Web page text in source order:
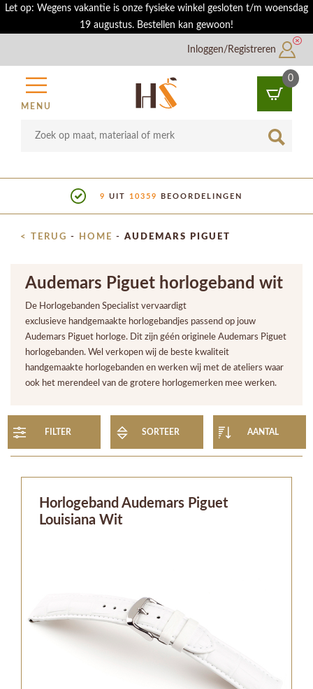
Let op: Wegens vakantie is onze fysieke winkel gesloten t/m woensdag
19 augustus. Bestellen kan gewoon!
Inloggen/Registreren
MENU
0
9 UIT 10359 BEOORDELINGEN
< TERUG - HOME - AUDEMARS PIGUET
Audemars Piguet horlogeband wit
De Horlogebanden Specialist vervaardigt
exclusieve handgemaakte horlogebandjes passend op jouw
Audemars Piguet horloge. Dit zijn géén originele Audemars Piguet
horlogebanden. Wel verkopen wij de beste kwaliteit
handgemaakte horlogebanden en werken wij met de ateliers waar
ook het merendeel van de grotere horlogemerken mee werken.
FILTER SORTEER AANTAL
Horlogeband Audemars Piguet
Louisiana Wit